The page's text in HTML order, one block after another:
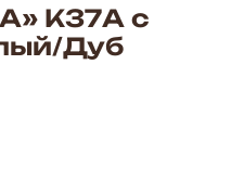
К37А с
Дуб